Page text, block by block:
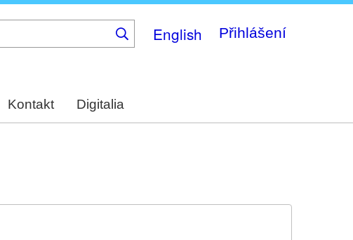
English Přihlášení
Kontakt Digitalia